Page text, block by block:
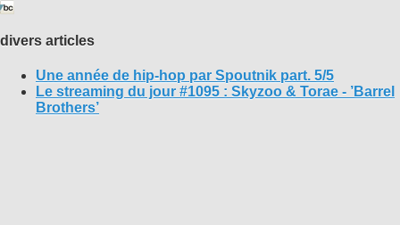
divers articles
Une année de hip-hop par Spoutnik part. 5/5
Le streaming du jour #1095 : Skyzoo & Torae - ’Barrel
Brothers’